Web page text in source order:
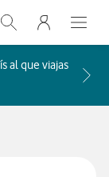
Abrir buscador.
Menu
Abre
al que viajas
a la FAQ Qué